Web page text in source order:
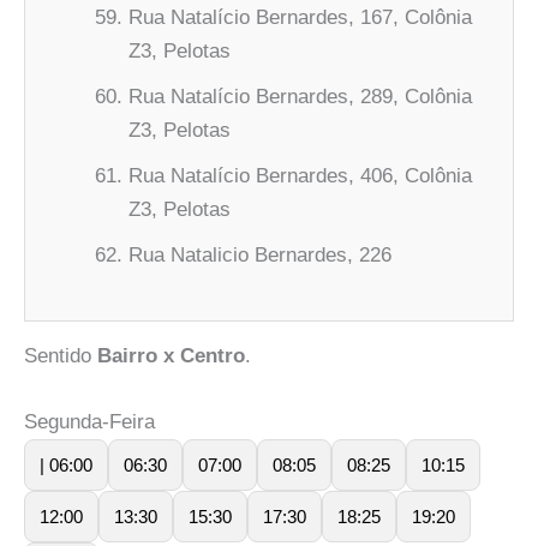
Rua Natalício Bernardes, 167, Colônia
Z3, Pelotas
Rua Natalício Bernardes, 289, Colônia
Z3, Pelotas
Rua Natalício Bernardes, 406, Colônia
Z3, Pelotas
Rua Natalicio Bernardes, 226
Sentido Bairro x Centro.
Segunda-Feira
| 06:00 06:30 07:00 08:05 08:25 10:15
12:00 13:30 15:30 17:30 18:25 19:20